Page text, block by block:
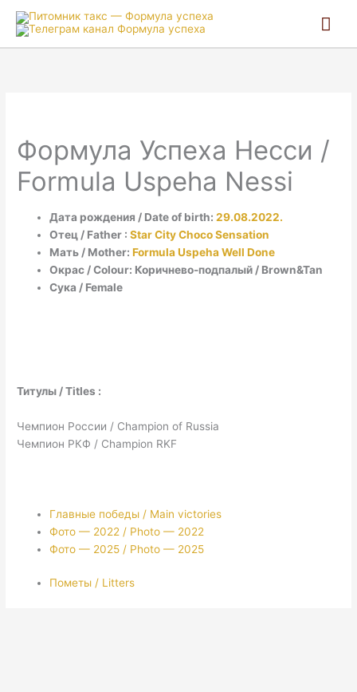
Формула Успеха Несси /
Formula Uspeha Nessi
Дата рождения / Date of birth:29.08.2022.
Отец / Father :Star City Choco Sensation
Мать / Mother:Formula Uspeha Well Done
Окрас / Colour: Коричнево-подпалый / Brown&Tan
Сука / Female
Титулы / Titles :
Чемпион России / Champion of Russia
Чемпион РКФ / Champion RKF
Главные победы / Main victories
Фото — 2022 / Photo — 2022
Фото — 2025 / Photo — 2025
Пометы / Litters